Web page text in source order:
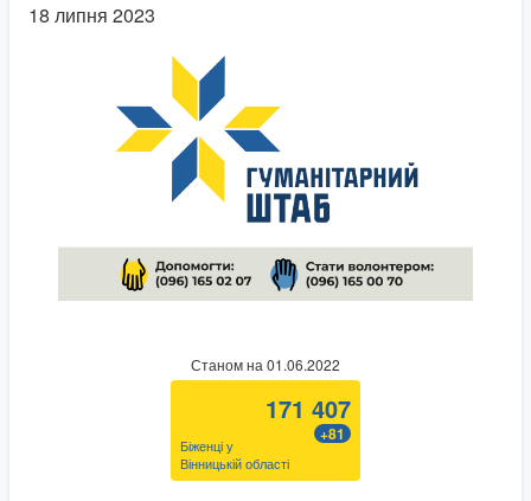
18 липня 2023
Станом на 01.06.2022
171 407
+81
Біженці у
Вінницькій області